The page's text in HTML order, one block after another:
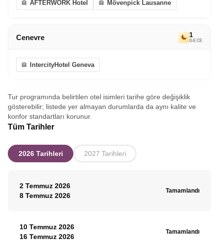
AFTERWORK Hotel Mövenpick Lausanne
Cenevre 1
GECE
IntercityHotel Geneva
Tur programında belirtilen otel isimleri tarihe göre değişiklik
gösterebilir; listede yer almayan durumlarda da aynı kalite ve
konfor standartları korunur.
Tüm Tarihler
2026 Tarihleri 2027 Tarihleri
2 Temmuz 2026
8 Temmuz 2026
Tamamlandı
10 Temmuz 2026
16 Temmuz 2026
Tamamlandı